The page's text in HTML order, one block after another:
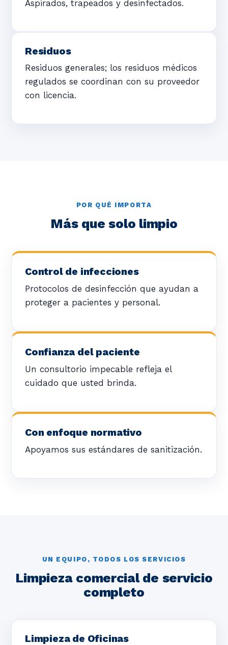
Aspirados, trapeados y desinfectados.
Residuos
Residuos generales; los residuos médicos
regulados se coordinan con su proveedor
con licencia.
POR QUÉ IMPORTA
Más que solo limpio
Control de infecciones
Protocolos de desinfección que ayudan a
proteger a pacientes y personal.
Confianza del paciente
Un consultorio impecable refleja el
cuidado que usted brinda.
Con enfoque normativo
Apoyamos sus estándares de sanitización.
UN EQUIPO, TODOS LOS SERVICIOS
Limpieza comercial de servicio
completo
Limpieza de Oficinas